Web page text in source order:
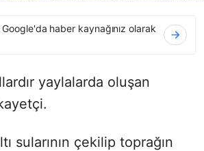
Google'da haber kaynağınız olarak
yaylalarda oluşan
sularının çekilip toprağın